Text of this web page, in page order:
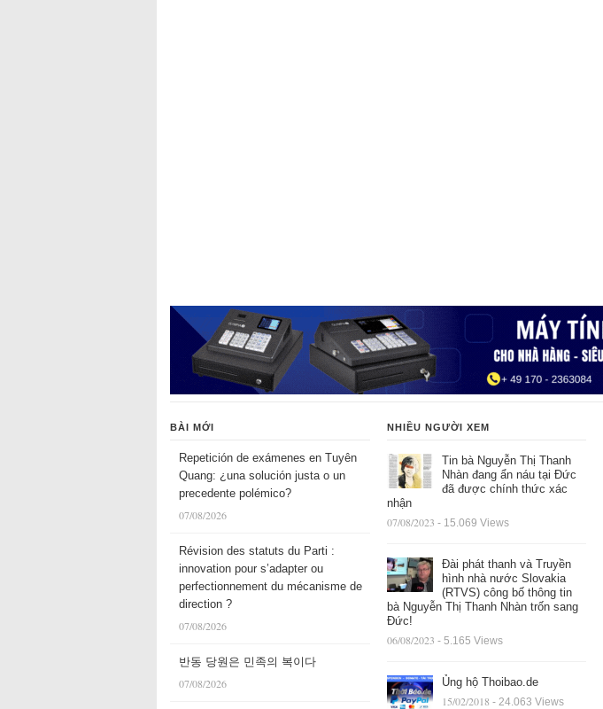
BÀI MỚI
Repetición de exámenes en Tuyên
Quang: ¿una solución justa o un
precedente polémico?
07/08/2026
Révision des statuts du Parti :
innovation pour s’adapter ou
perfectionnement du mécanisme de
direction ?
07/08/2026
반동 당원은 민족의 복이다
07/08/2026
NHIỀU NGƯỜI XEM
Tin bà Nguyễn Thị Thanh
Nhàn đang ẩn náu tại Đức
đã được chính thức xác
nhận
07/08/2023 - 15.069 Views
Đài phát thanh và Truyền
hình nhà nước Slovakia
(RTVS) công bố thông tin
bà Nguyễn Thị Thanh Nhàn trốn sang
Đức!
06/08/2023 - 5.165 Views
Ủng hộ Thoibao.de
15/02/2018 - 24.063 Views